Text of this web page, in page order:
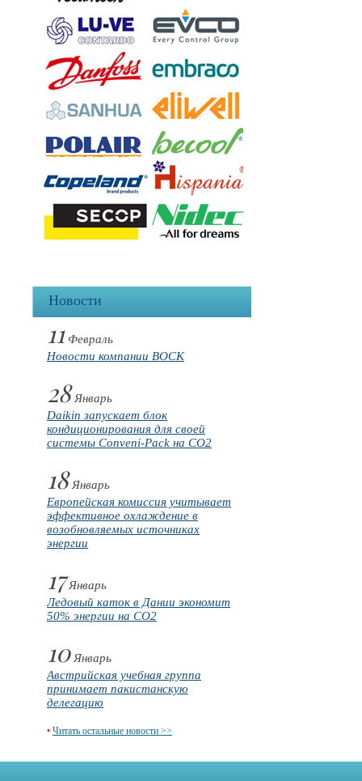
Новости
11 Февраль
Новости компании BOCK
28Январь
Daikin запускает блок
кондиционирования для своей
системы Conveni-Pack на CO2
18Январь
Европейская комиссия учитывает
эффективное охлаждение в
возобновляемых источниках
энергии
17Январь
Ледовый каток в Дании экономит
50% энергии на CO2
10Январь
Австрийская учебная группа
принимает пакистанскую
делегацию
• Читать остальные новости >>